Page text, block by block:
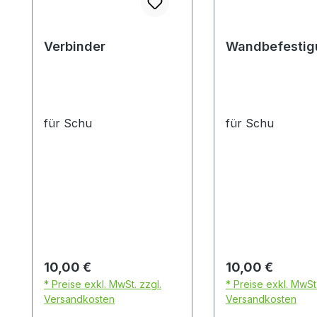
Verbinder
für Schu
Regulärer Preis:
10,00 €
* Preise exkl. MwSt. zzgl.
Versandkosten
für Schu
Regulärer Preis:
10,00 €
* Preise exkl.
Versandkosten